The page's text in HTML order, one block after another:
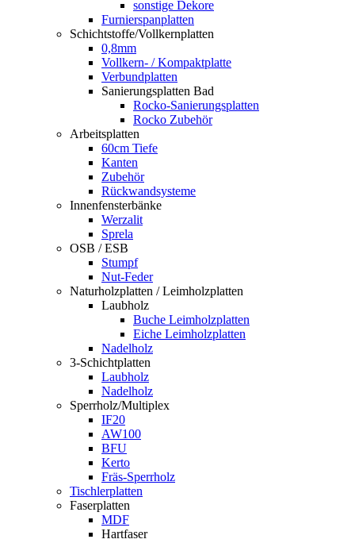
sonstige Dekore
Furnierspanplatten
Schichtstoffe/Vollkernplatten
0,8mm
Vollkern- / Kompaktplatte
Verbundplatten
Sanierungsplatten Bad
Rocko-Sanierungsplatten
Rocko Zubehör
Arbeitsplatten
60cm Tiefe
Kanten
Zubehör
Rückwandsysteme
Innenfensterbänke
Werzalit
Sprela
OSB / ESB
Stumpf
Nut-Feder
Naturholzplatten / Leimholzplatten
Laubholz
Buche Leimholzplatten
Eiche Leimholzplatten
Nadelholz
3-Schichtplatten
Laubholz
Nadelholz
Sperrholz/Multiplex
IF20
AW100
BFU
Kerto
Fräs-Sperrholz
Tischlerplatten
Faserplatten
MDF
Hartfaser